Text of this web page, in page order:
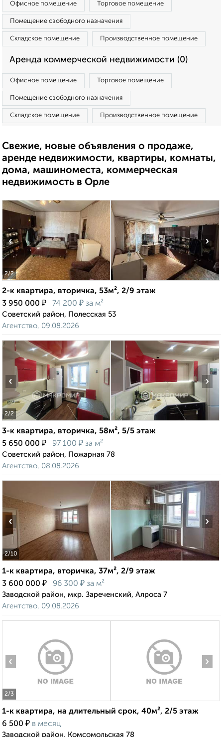
Офисное помещение Торговое помещение
Помещение свободного назначения
Складское помещение Производственное помещение
Аренда коммерческой недвижимости (0)
Офисное помещение Торговое помещение
Помещение свободного назначения
Складское помещение Производственное помещение
Свежие, новые объявления о продаже,
аренде недвижимости, квартиры, комнаты,
дома, машиноместа, коммерческая
недвижимость в Орле
2/2
‹ ›
2-к квартира, вторичка, 53м², 2/9 этаж
3 950 000 ₽ 74 200 ₽ за м²
Советский район, Полесская 53
Агентство, 09.08.2026
2/2
‹ ›
3-к квартира, вторичка, 58м², 5/5 этаж
5 650 000 ₽ 97 100 ₽ за м²
Советский район, Пожарная 78
Агентство, 08.08.2026
2/10
‹ ›
1-к квартира, вторичка, 37м², 2/9 этаж
3 600 000 ₽ 96 300 ₽ за м²
Заводской район, мкр. Зареченский, Алроса 7
Агентство, 09.08.2026
2/3
‹ ›
1-к квартира, на длительный срок, 40м², 2/5 этаж
6 500 ₽ в месяц
Заводской район, Комсомольская 78